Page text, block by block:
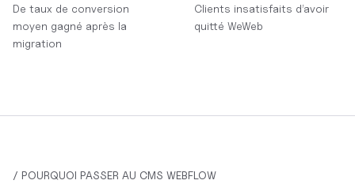
De taux de conversion
moyen gagné après la
migration
Clients insatisfaits d’avoir
quitté WeWeb
/ POURQUOI PASSER AU CMS WEBFLOW